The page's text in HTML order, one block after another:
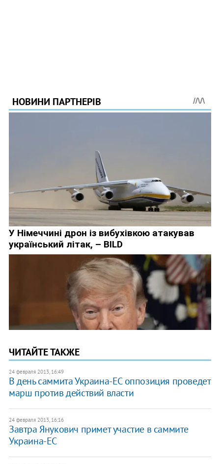
ЧИТАЙТЕ ТАКЖЕ
24 февраля 2013, 16:49
​В день саммита Украина-ЕС оппозиция проведет
марш против действий власти
24 февраля 2013, 16:16
​Завтра Янукович примет участие в саммите
Украина-ЕС